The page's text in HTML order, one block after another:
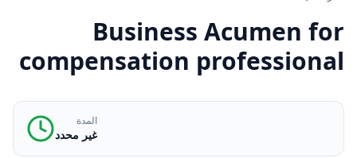
Business Acumen for
compensation professional
المدة
غير محدد